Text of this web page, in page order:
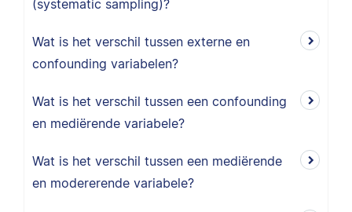
(systematic sampling)?
Wat is het verschil tussen externe en
confounding variabelen?
Wat is het verschil tussen een confounding
en mediërende variabele?
Wat is het verschil tussen een mediërende
en modererende variabele?